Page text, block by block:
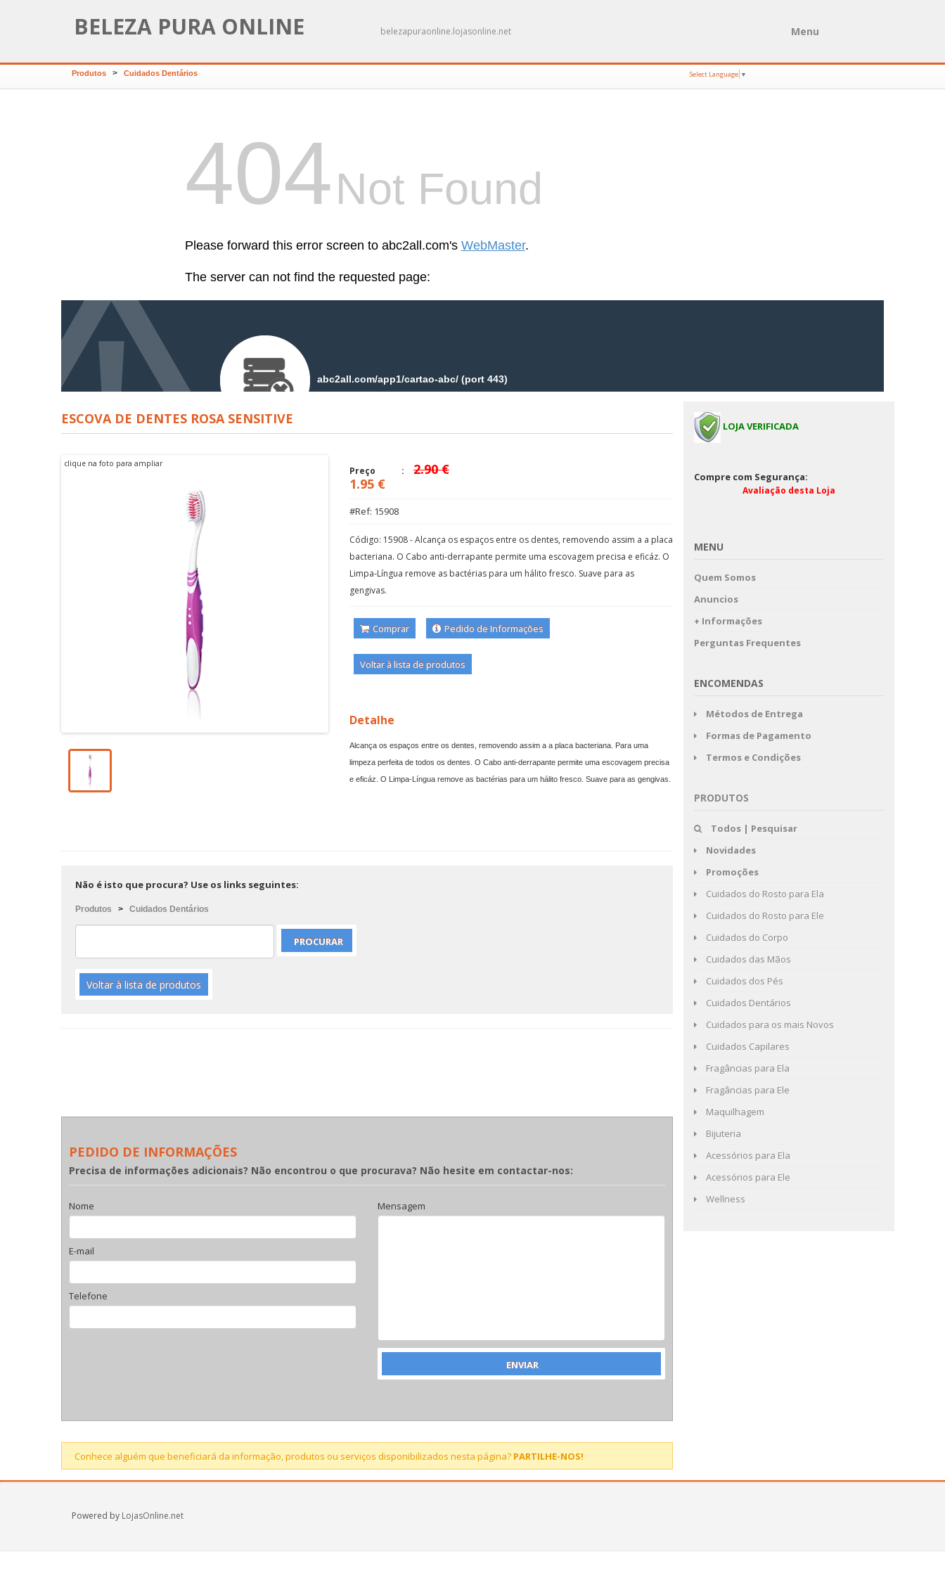
BELEZA PURA ONLINE belezapuraonline.lojasonline.net Menu
Produtos > Cuidados Dentários Select Language ▼
ESCOVA DE DENTES ROSA SENSITIVE
clique na foto para ampliar
Preço
2.90 €
1.95 €
#Ref: 15908
Código: 15908 - Alcança os espaços entre os dentes, removendo assim a a placa
bacteriana. O Cabo anti-derrapante permite uma escovagem precisa e eficáz. O
Limpa-Língua remove as bactérias para um hálito fresco. Suave para as
gengivas.
Comprar Pedido de Informações
Voltar à lista de produtos
Detalhe
Alcança os espaços entre os dentes, removendo assim a a placa bacteriana. Para uma
limpeza perfeita de todos os dentes. O Cabo anti-derrapante permite uma escovagem precisa
e eficáz. O Limpa-Língua remove as bactérias para um hálito fresco. Suave para as gengivas.
Não é isto que procura? Use os links seguintes:
Produtos > Cuidados Dentários
Voltar à lista de produtos
PEDIDO DE INFORMAÇÕES
Precisa de informações adicionais? Não encontrou o que procurava? Não hesite em contactar-nos:
Nome
E-mail
Telefone
Mensagem
Conhece alguém que beneficiará da informação, produtos ou serviços disponibilizados nesta página? PARTILHE-NOS!
LOJA VERIFICADA
Compre com Segurança:
Avaliação desta Loja
MENU
Quem Somos
Anuncios
+ Informações
Perguntas Frequentes
ENCOMENDAS
Métodos de Entrega
Formas de Pagamento
Termos e Condições
PRODUTOS
Todos | Pesquisar
Novidades
Promoções
Cuidados do Rosto para Ela
Cuidados do Rosto para Ele
Cuidados do Corpo
Cuidados das Mãos
Cuidados dos Pés
Cuidados Dentários
Cuidados para os mais Novos
Cuidados Capilares
Fragâncias para Ela
Fragâncias para Ele
Maquilhagem
Bijuteria
Acessórios para Ela
Acessórios para Ele
Wellness
Powered by LojasOnline.net